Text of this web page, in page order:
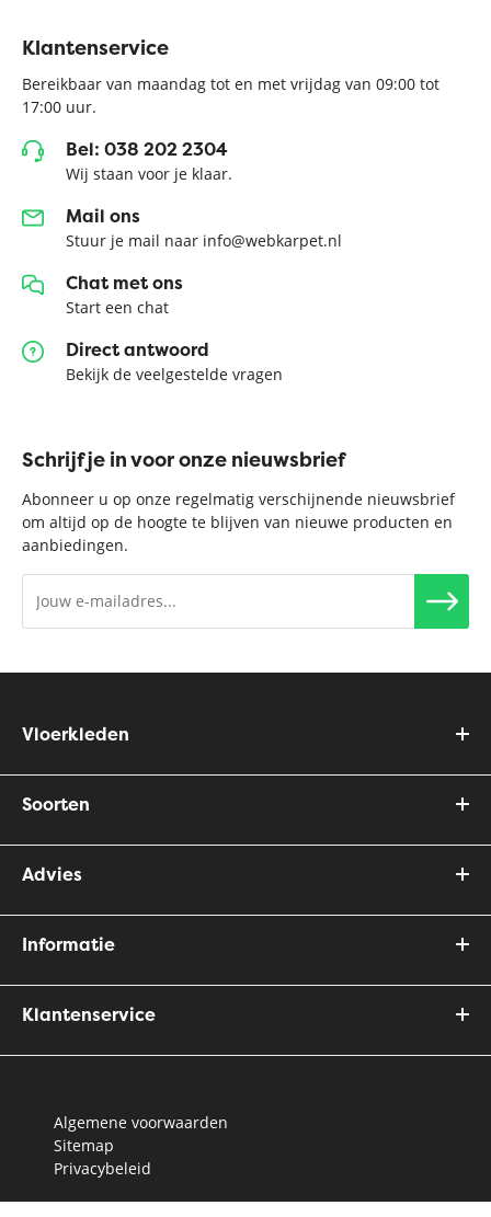
Klantenservice
Bereikbaar van maandag tot en met vrijdag van 09:00 tot
17:00 uur.
Bel: 038 202 2304
Wij staan voor je klaar.
Mail ons
Stuur je mail naar info@webkarpet.nl
Chat met ons
Start een chat
Direct antwoord
Bekijk de veelgestelde vragen
Schrijf je in voor onze nieuwsbrief
Abonneer u op onze regelmatig verschijnende nieuwsbrief
om altijd op de hoogte te blijven van nieuwe producten en
aanbiedingen.
Vloerkleden
Soorten
Advies
Informatie
Klantenservice
Algemene voorwaarden
Sitemap
Privacybeleid